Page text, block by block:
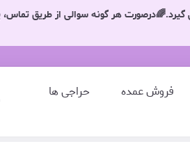
هر گونه سوالی از طریق
فروش عمده
حراجی ها